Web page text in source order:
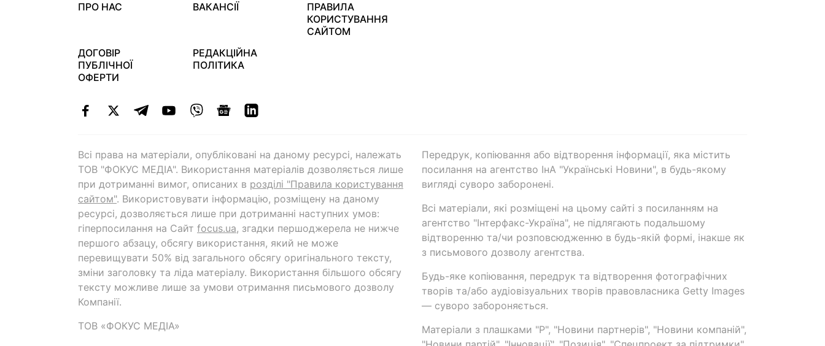
ПРО НАС
ВАКАНСІЇ
ПРАВИЛА
КОРИСТУВАННЯ
САЙТОМ
ДОГОВІР
ПУБЛІЧНОЇ
ОФЕРТИ
РЕДАКЦІЙНА
ПОЛІТИКА
Всі права на матеріали, опубліковані на даному ресурсі, належать
ТОВ "ФОКУС МЕДІА". Використання матеріалів дозволяється лише
при дотриманні вимог, описаних в розділі "Правила користування
сайтом". Використовувати інформацію, розміщену на даному
ресурсі, дозволяється лише при дотриманні наступних умов:
гіперпосилання на Cайт focus.ua, згадки першоджерела не нижче
першого абзацу, обсягу використання, який не може
перевищувати 50% від загального обсягу оригінального тексту,
зміни заголовку та ліда матеріалу. Використання більшого обсягу
тексту можливе лише за умови отримання письмового дозволу
Компанії.
ТОВ «ФОКУС МЕДІА»
Передрук, копіювання або відтворення інформації, яка містить
посилання на агентство ІнА "Українські Новини", в будь-якому
вигляді суворо заборонені.
Всі матеріали, які розміщені на цьому сайті з посиланням на
агентство "Інтерфакс-Україна", не підлягають подальшому
відтворенню та/чи розповсюдженню в будь-якій формі, інакше як
з письмового дозволу агентства.
Будь-яке копіювання, передрук та відтворення фотографічних
творів та/або аудіовізуальних творів правовласника Getty Images
— суворо забороняється.
Матеріали з плашками "Р", "Новини партнерів", "Новини компаній",